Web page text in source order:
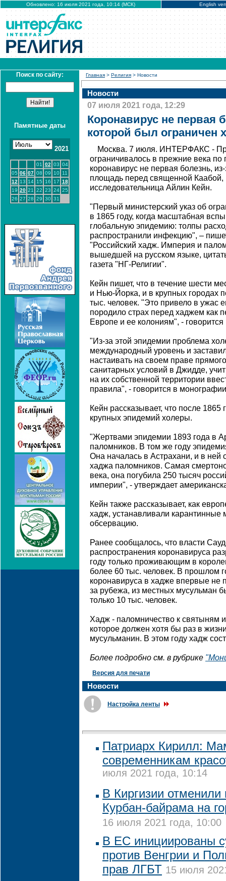
Обновлено: 16 июля 2021 года, 10:14 (МСК) English
Поиск по сайту:
Памятные даты
2021
01 02 03 04
05 06 07 08 09 10
11
12 13 14 15 16 17 18
19 20 21 22 23 24 25
26 27 28 29 30 31
Главная > Религия > Новости
Новости
07 июля 2021 года, 12:29
Коронавирус не первая
которой был ограничен
Москва. 7 июля. ИНТЕРФАКС -
ограничивалось в прежние века
коронавирус не первая болезнь,
площадь перед священной Каабой,
исследовательница Айлин Кейн.
"Первый министерский указ об
в 1865 году, когда масштабная
глобальную эпидемию: толпы
распространили инфекцию", –
"Российский хадж. Империя и
вышедшей на русском языке,
газета "НГ-Религии".
Кейн пишет, что в течение шести
и Нью-Йорка, и в крупных городах
тыс. человек. "Это привело в ужас
породило страх перед хаджем как
Европе и ее колониям", - говорится
"Из-за этой эпидемии проблема
международный уровень и
настаивать на своем праве
санитарных условий в Джидде,
на их собственной территории
правила", - говорится в
Кейн рассказывает, что после
крупных эпидемий холеры.
"Жертвами эпидемии 1893 года в
паломников. В том же году
Она началась в Астрахани, и в ней
хаджа паломников. Самая
века, она погубила 250 тысяч
империи", - утверждает
Кейн также рассказывает, как
хадж, устанавливали карантинные
обсервацию.
Ранее сообщалось, что власти
распространения коронавируса
году только проживающим в
более 60 тыс. человек. В прошлом
коронавируса в хадже впервые не
за рубежа, из местных мусульман
только 10 тыс. человек.
Хадж - паломничество к святыням
которое должен хотя бы раз в
мусульманин. В этом году хадж
Более подробно см. в рубрике
Версия для печати
Новости
Настройка ленты
Патриарх Кирилл:
современникам
июля 2021 года, 10:14
В Киргизии
Курбан-байрама на
16 июля 2021 года, 10:00
В ЕС инициированы
против Венгрии и
прав ЛГБТ 15 июля